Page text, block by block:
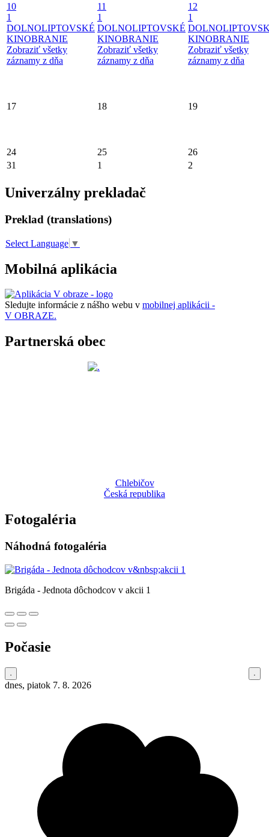
10
1
DOLNOLIPTOVSKÉ
KINOBRANIE
Zobraziť všetky
záznamy z dňa
11
1
DOLNOLIPTOVSKÉ
KINOBRANIE
Zobraziť všetky
záznamy z dňa
12
1
KINOBRANIE
Zobraziť všetky
záznamy z dňa
17 18 19
24 25
26
31
1 2
Univerzálny prekladač
Preklad (translations)
Select Language ▼
Mobilná aplikácia
Sledujte informácie z nášho webu v mobilnej aplikácii -
V OBRAZE.
Partnerská obec
Chlebičov
Česká republika
Fotogaléria
Náhodná fotogaléria
Brigáda - Jednota dôchodcov v akcii 1
Počasie
dnes, piatok 7. 8. 2026